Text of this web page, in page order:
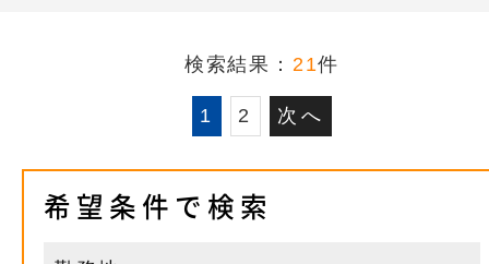
検索結果： 21件
1 2 次へ
希望条件で検索